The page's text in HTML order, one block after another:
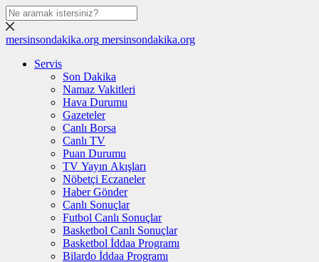
mersinsondakika.org mersinsondakika.org
Servis
Son Dakika
Namaz Vakitleri
Hava Durumu
Gazeteler
Canlı Borsa
Canlı TV
Puan Durumu
TV Yayın Akışları
Nöbetçi Eczaneler
Haber Gönder
Canlı Sonuçlar
Futbol Canlı Sonuçlar
Basketbol Canlı Sonuçlar
Basketbol İddaa Programı
Bilardo İddaa Programı